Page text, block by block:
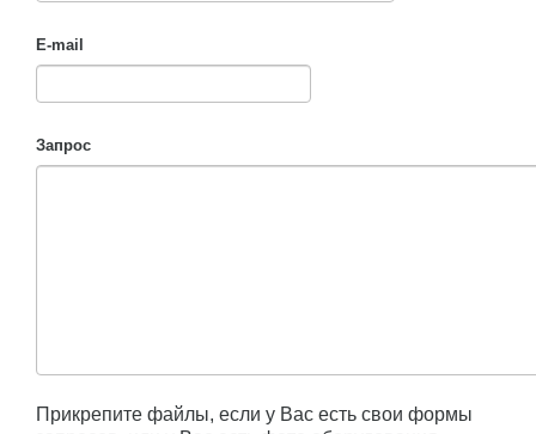
E-mail
Запрос
Прикрепите файлы, если у Вас есть свои формы